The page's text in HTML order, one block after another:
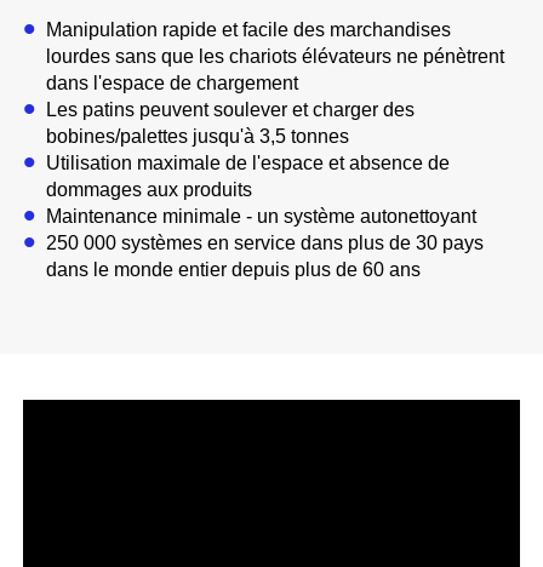
Manipulation rapide et facile des marchandises
lourdes sans que les chariots élévateurs ne pénètrent
dans l'espace de chargement
Les patins peuvent soulever et charger des
bobines/palettes jusqu'à 3,5 tonnes
Utilisation maximale de l'espace et absence de
dommages aux produits
Maintenance minimale - un système autonettoyant
250 000 systèmes en service dans plus de 30 pays
dans le monde entier depuis plus de 60 ans